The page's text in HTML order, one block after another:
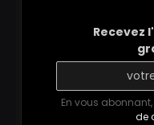
Recevez
En vous
de